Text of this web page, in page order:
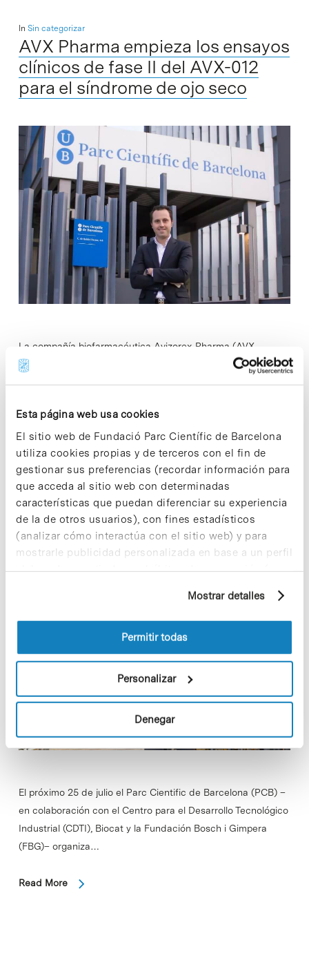
Esta página web usa cookies
El sitio web de Fundació Parc Científic de Barcelona
utiliza cookies propias y de terceros con el fin de
gestionar sus preferencias (recordar información para
que acceda al sitio web con determinadas
características que puedan diferenciar su experiencia
de la de otros usuarios), con fines estadísticos
(analizar cómo interactúa con el sitio web) y para
mostrarle publicidad personalizada en base a un perfil
elaborado a partir de sus hábitos de navegación (por
información sobre las cookies puede consultar
la Política de cookies del sitio web.
Mostrar detalles
Permitir todas
Personalizar
Denegar
In Sin categorizar
AVX Pharma empieza los ensayos
clínicos de fase II del AVX-012
para el síndrome de ojo seco
La compañía biofarmacéutica Avizorex Pharma (AVX
Pharma) –presente en el Parc Científic de Barcelona (PCB)–
ha anunciado hoy el inicio de la fase 2 de su tratamiento
Read More
InSin categorizar
Jornada sobre Instrumentos CDTI
para la financiación de ‘startups’
y proyectos de I+D+i
El próximo 25 de julio el Parc Cientific de Barcelona (PCB) –
en colaboración con el Centro para el Desarrollo Tecnológico
Industrial (CDTI), Biocat y la Fundación Bosch i Gimpera
(FBG)– organiza…
Read More